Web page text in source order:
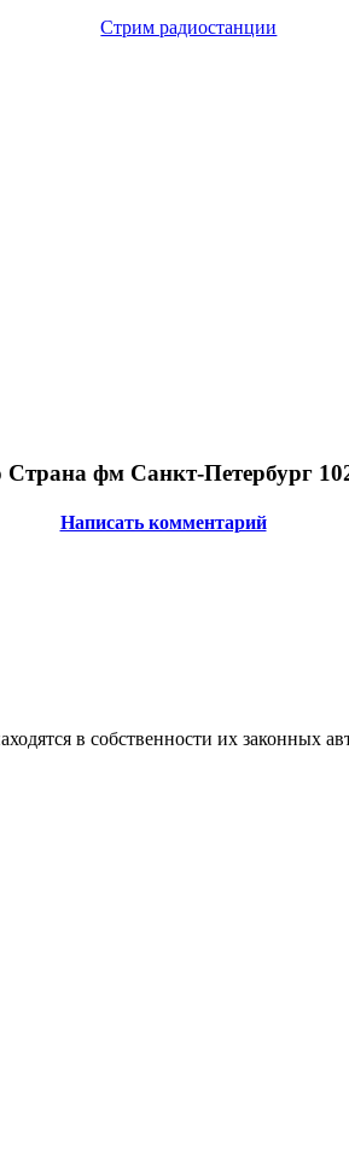
Стрим радиостанции
фм Санкт-Петербург
Написать комментарий
в собственности их законных